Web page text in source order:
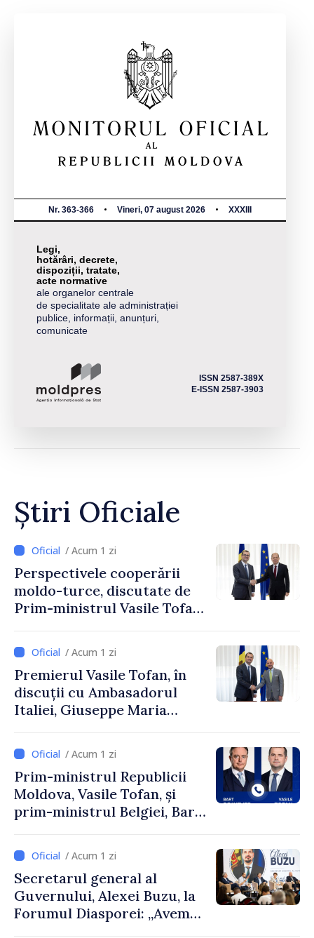
Nr. 363-366 Vineri, 07 august 2026 XXXIII
Legi,
hotărâri, decrete,
dispoziții, tratate,
acte normative
ale organelor centrale
de specialitate ale administrației
publice, informații, anunțuri,
comunicate
ISSN 2587-389X
E-ISSN 2587-3903
Știri Oficiale
/ Acum 1 zi
Perspectivele cooperării
moldo-turce, discutate de
Prim-ministrul Vasile Tofan
Uygar Mustafa Sertel
/ Acum 1 zi
Premierul Vasile Tofan, în
discuții cu Ambasadorul
Italiei, Giuseppe Maria
/ Acum 1 zi
Prim-ministrul Republicii
Moldova, Vasile Tofan, și
prim-ministrul Belgiei, Bart
despre parcursul european
al Republicii Moldova.
/ Acum 1 zi
Secretarul general al
Guvernului, Alexei Buzu, la
Forumul Diasporei: „Avem